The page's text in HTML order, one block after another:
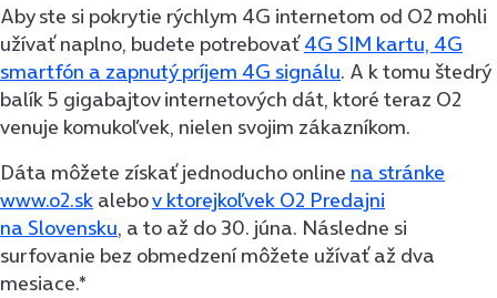
Aby ste si pokrytie rýchlym 4G internetom od O2 mohli
užívať naplno, budete potrebovať4G SIM kartu, 4G
smartfón a zapnutý príjem 4G signálu. A k tomu štedrý
balík 5 gigabajtov internetových dát, ktoré teraz O2
venuje komukoľvek, nielen svojim zákazníkom.
Dáta môžete získať jednoducho online na stránke
www.o2.sk alebov ktorejkoľvek O2 Predajni
na Slovensku, a to až do 30. júna. Následne si
surfovanie bez obmedzení môžete užívať až dva
mesiace.*